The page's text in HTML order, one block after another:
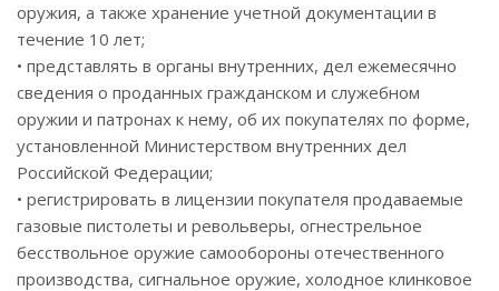
оружия, а также хранение учетной документации в
течение 10 лет;
• представлять в органы внутренних, дел ежемесячно
сведения о проданных гражданском и служебном
оружии и патронах к нему, об их покупателях по форме,
установленной Министерством внутренних дел
Российской Федерации;
• регистрировать в лицензии покупателя продаваемые
газовые пистолеты и револьверы, огнестрельное
бесствольное оружие самообороны отечественного
производства, сигнальное оружие, холодное клинковое